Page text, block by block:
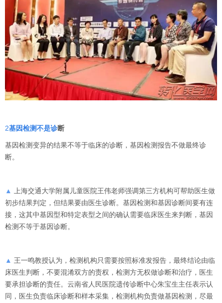
2基因检测不是诊断
基因检测变异的结果不等于临床的诊断，基因检测报告不做最终诊
断。
▲
上海交通大学附属儿童医院王伟老师强调第三方机构可帮助医生做
初步结果判定，但结果要由医生诊断。基因检测和基因诊断间要有连
接，这其中基因型和特定表型之间的确认需要临床医生来判断，基因
检测不等于基因诊断。
▲ 王一鸣教授认为，检测机构只需要按照标准发报告，最终结论由临
床医生判断，不要混淆双方的责权，检测方无权做诊断和治疗，医生
要承担诊断的责任。云南省人民医院遗传诊断中心朱宝生主任表示认
同，医生负责临床诊断和样本采集，检测机构负责做基因检测，尽最